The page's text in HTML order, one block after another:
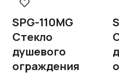
SPG-110MG
Стекло
душевого
ограждения